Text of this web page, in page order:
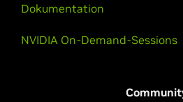
Dokumentation
NVIDIA On-Demand-Sessions